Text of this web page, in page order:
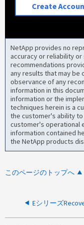
Create
NetApp provides no
accuracy or reliability
recommendations
any results that may be
observance of any
information in this
information or the
techniques herein is a
the customer's ability
customer's operational
information contained
the NetApp products
このページのトップへ